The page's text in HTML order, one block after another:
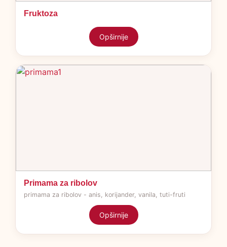
Fruktoza
Opširnije
Primama za ribolov
primama za ribolov - anis, korijander, vanila, tuti-fruti
Opširnije